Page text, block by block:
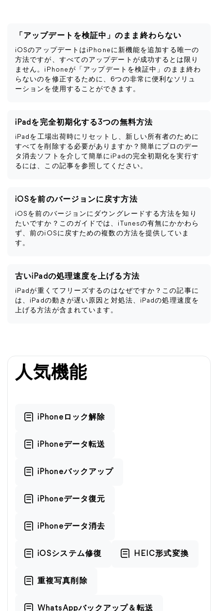
「アップデートを検証中」のまま終わらない
iOSのアップデートはiPhoneに新機能を追加する唯一の
方法ですが、すべてのアップデートが成功するとは限り
ません。iPhoneが「アップデートを検証中」のまま終わ
らないのを修正するために、6つの非常に便利なソリュ
ーションを使用することができます。
iPadを完全初期化する3つの無料方法
iPadを工場出荷時にリセットし、新しい所有者のために
すべてを削除する必要がありますか？簡単にプロのデー
タ消去ソフトを介して簡単にiPadの完全初期化を実行す
るには、この記事を参照してください。
iOSを前のバージョンに戻す方法
iOSを前のバージョンにダウングレードする方法を知り
たいですか？このガイドでは、iTunesの有無にかかわら
ず、前のiOSに戻すための複数の方法を提供していま
す。
古いiPadの処理速度を上げる方法
iPadが重くてフリーズするのはなぜですか？この記事に
は、iPadの動きが遅い原因と対処法、iPadの処理速度を
上げる方法が含まれています。
人気機能
iPhoneロック解除
iPhoneデータ転送
iPhoneバックアップ
iPhoneデータ復元
iPhoneデータ消去
iOSシステム修復 HEIC形式変換
重複写真削除
WhatsAppバックアップ＆転送